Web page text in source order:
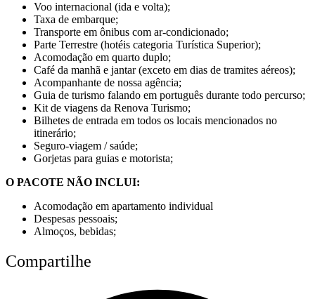
Voo internacional (ida e volta);
Taxa de embarque;
Transporte em ônibus com ar-condicionado;
Parte Terrestre (hotéis categoria Turística Superior);
Acomodação em quarto duplo;
Café da manhã e jantar (exceto em dias de tramites aéreos);
Acompanhante de nossa agência;
Guia de turismo falando em português durante todo percurso;
Kit de viagens da Renova Turismo;
Bilhetes de entrada em todos os locais mencionados no
itinerário;
Seguro-viagem / saúde;
Gorjetas para guias e motorista;
O PACOTE NÃO INCLUI:
Acomodação em apartamento individual
Despesas pessoais;
Almoços, bebidas;
Compartilhe